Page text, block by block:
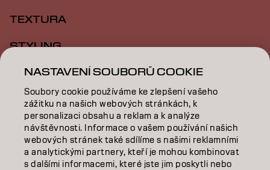
TEXTURA
STYLING
INSPIRACE
VZDĚLÁVÁNÍ
O NÁS
SALON FINDER
NASTAVENÍ SOUBORŮ COOKIE
Soubory cookie používáme ke zlepšení vašeho
zážitku na našich webových stránkách, k
personalizaci obsahu a reklam a k analýze
návštěvnosti. Informace o vašem používání našich
webových stránek také sdílíme s našimi reklamními
a analytickými partnery, kteří je mohou kombinovat
s dalšími informacemi, které jste jim poskytli nebo